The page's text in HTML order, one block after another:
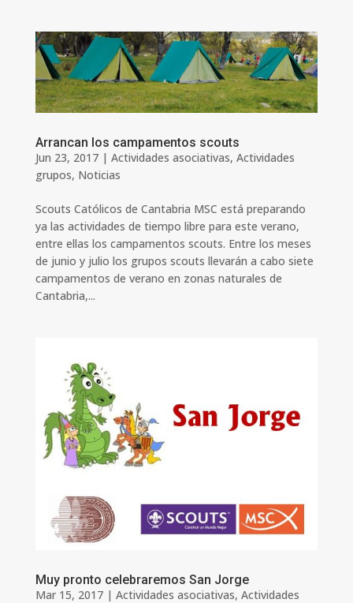
Arrancan los campamentos scouts
Jun 23, 2017| Actividades asociativas, Actividades
grupos, Noticias
Scouts Católicos de Cantabria MSC está preparando
ya las actividades de tiempo libre para este verano,
entre ellas los campamentos scouts. Entre los meses
de junio y julio los grupos scouts llevarán a cabo siete
campamentos de verano en zonas naturales de
Cantabria,...
Muy pronto celebraremos San Jorge
Mar 15, 2017| Actividades asociativas, Actividades